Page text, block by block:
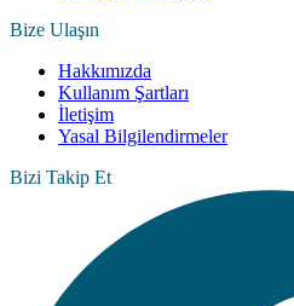
Bize Ulaşın
Hakkımızda
Kullanım Şartları
İletişim
Yasal Bilgilendirmeler
Bizi Takip Et